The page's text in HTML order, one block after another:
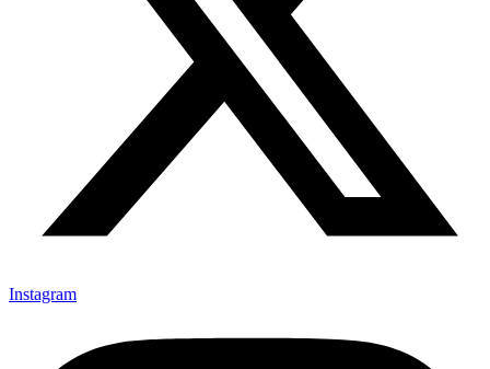
Instagram